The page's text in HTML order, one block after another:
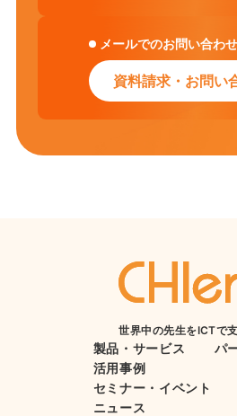
メールでのお問い合わせ
資料請求・お問い
世界中の先生をICTで支
製品・サービス
活用事例
セミナー・イベント
ニュース
パ